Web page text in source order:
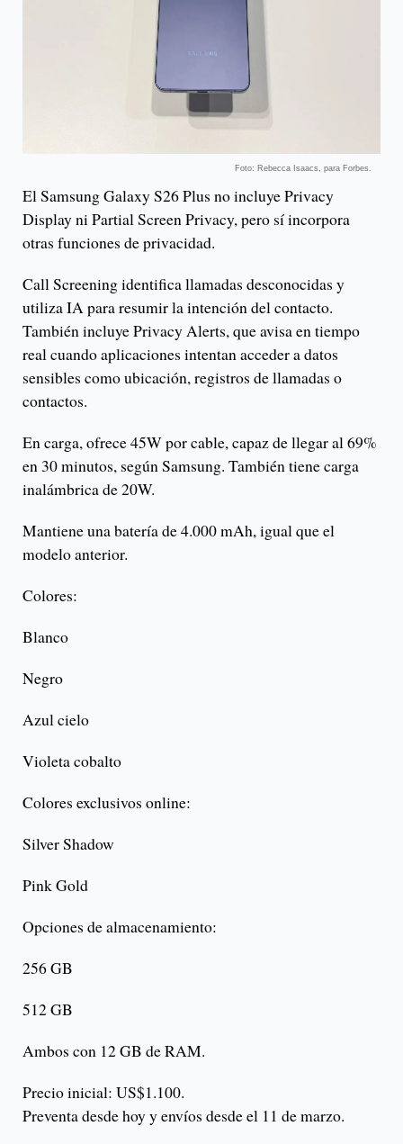
Foto: Rebecca Isaacs, para Forbes.
El Samsung Galaxy S26 Plus no incluye Privacy
Display ni Partial Screen Privacy, pero sí incorpora
otras funciones de privacidad.
Call Screening identifica llamadas desconocidas y
utiliza IA para resumir la intención del contacto.
También incluye Privacy Alerts, que avisa en tiempo
real cuando aplicaciones intentan acceder a datos
sensibles como ubicación, registros de llamadas o
contactos.
En carga, ofrece 45W por cable, capaz de llegar al 69%
en 30 minutos, según Samsung. También tiene carga
inalámbrica de 20W.
Mantiene una batería de 4.000 mAh, igual que el
modelo anterior.
Colores:
Blanco
Negro
Azul cielo
Violeta cobalto
Colores exclusivos online:
Silver Shadow
Pink Gold
Opciones de almacenamiento:
256 GB
512 GB
Ambos con 12 GB de RAM.
Precio inicial: US$1.100.
Preventa desde hoy y envíos desde el 11 de marzo.